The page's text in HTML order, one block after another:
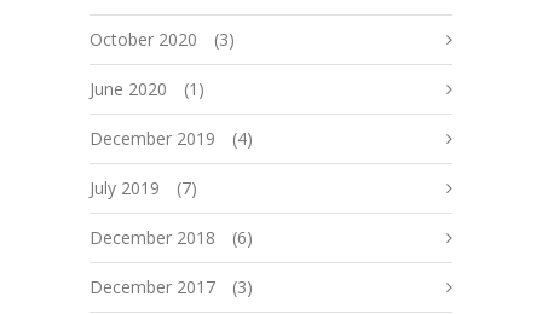
October 2020 (3)
June 2020 (1)
December 2019 (4)
July 2019 (7)
December 2018 (6)
December 2017 (3)